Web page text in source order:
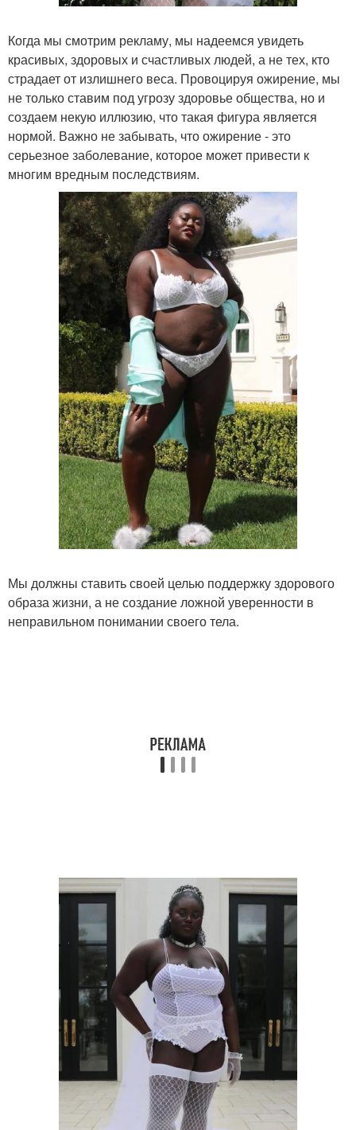
Когда мы смотрим рекламу, мы надеемся увидеть
красивых, здоровых и счастливых людей, а не тех, кто
страдает от излишнего веса. Провоцируя ожирение, мы
не только ставим под угрозу здоровье общества, но и
создаем некую иллюзию, что такая фигура является
нормой. Важно не забывать, что ожирение - это
серьезное заболевание, которое может привести к
многим вредным последствиям.
Мы должны ставить своей целью поддержку здорового
образа жизни, а не создание ложной уверенности в
неправильном понимании своего тела.